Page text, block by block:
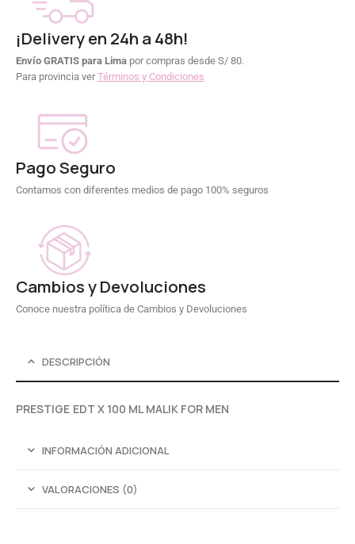
¡Delivery en 24h a 48h!
Envío GRATIS para Lima por compras desde S/ 80.
Para provincia verTérminos y Condiciones
Pago Seguro
Contamos con diferentes medios de pago 100% seguros
Cambios y Devoluciones
Conoce nuestra política de Cambios y Devoluciones
DESCRIPCIÓN
PRESTIGE EDT X 100 ML MALIK FOR MEN
INFORMACIÓN ADICIONAL
VALORACIONES (0)